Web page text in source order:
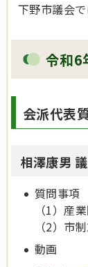
下野市議会
令和6
会派代表
相澤康男
質問事項
（1）産
（2）市
動画